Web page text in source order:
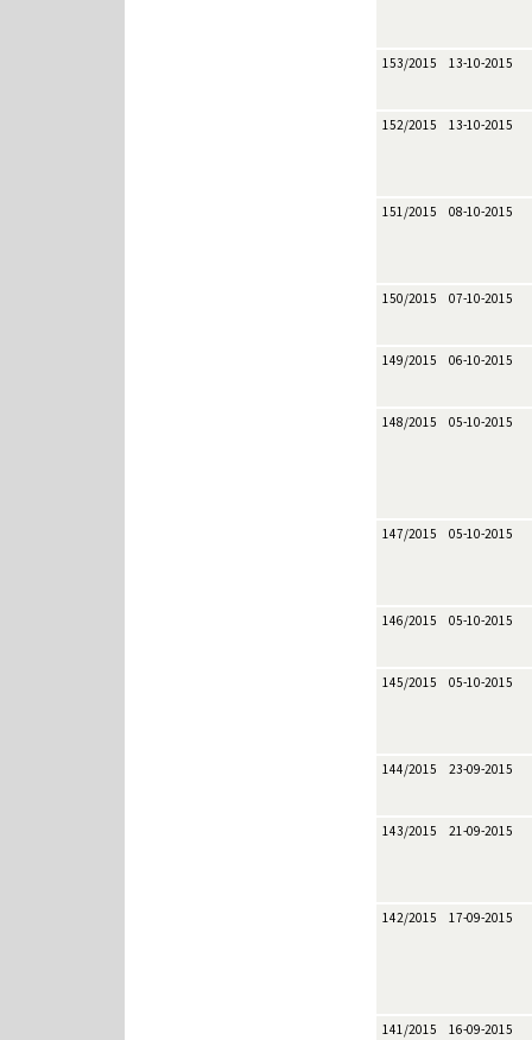
153/2015 13-10-2015
152/2015 13-10-2015
151/2015 08-10-2015
150/2015 07-10-2015
149/2015 06-10-2015
148/2015 05-10-2015
147/2015 05-10-2015
146/2015 05-10-2015
145/2015 05-10-2015
144/2015 23-09-2015
143/2015 21-09-2015
142/2015 17-09-2015
141/2015 16-09-2015